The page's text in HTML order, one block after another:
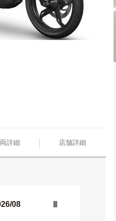
詳細 店舗詳細
08